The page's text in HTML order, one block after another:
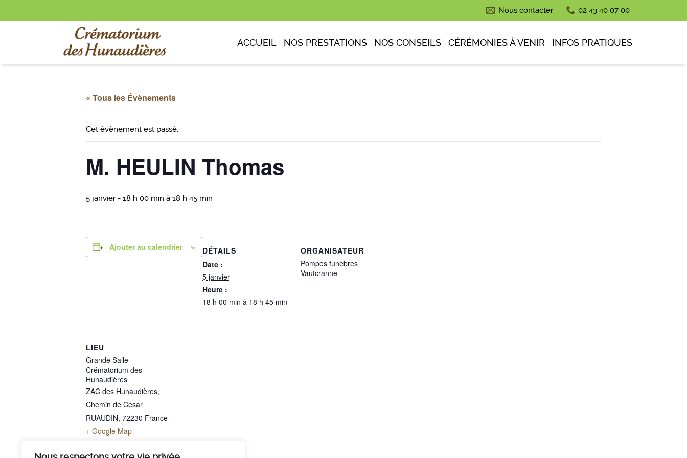
Nous contacter 02 43 40 07 00
ACCUEIL NOS PRESTATIONS NOS CONSEILS CÉRÉMONIES À VENIR INFOS PRATIQUES
« Tous les Évènements
Cet évènement est passé.
M. HEULIN Thomas
5 janvier - 18 h 00 min à 18 h 45 min
Ajouter au calendrier
DÉTAILS
Date :
5 janvier
Heure :
18 h 00 min à 18 h 45 min
ORGANISATEUR
Pompes funèbres
Vautcranne
LIEU
Grande Salle –
Crématorium des
Hunaudières
ZAC des Hunaudières,
Chemin de Cesar
RUAUDIN, 72230 France
+ Google Map
02 43 40 07 00